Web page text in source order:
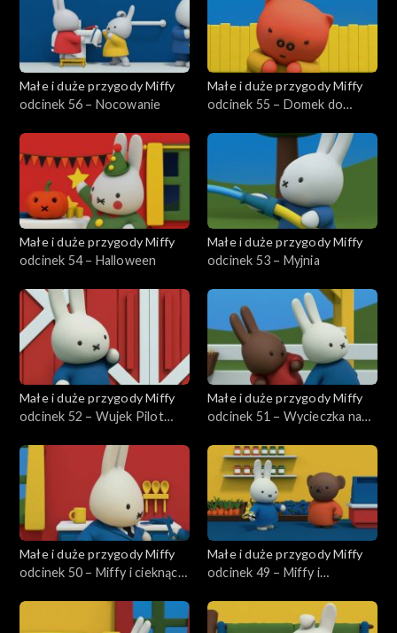
Małe i duże przygody Miffy
odcinek 56 – Nocowanie
Małe i duże przygody Miffy
odcinek 55 – Domek do
Małe i duże przygody Miffy
odcinek 54 – Halloween
Małe i duże przygody Miffy
odcinek 53 – Myjnia
Małe i duże przygody Miffy
odcinek 52 – Wujek Pilot
Małe i duże przygody Miffy
odcinek 51 – Wycieczka na
Małe i duże przygody Miffy
odcinek 50 – Miffy i cieknący
Małe i duże przygody Miffy
odcinek 49 – Miffy i